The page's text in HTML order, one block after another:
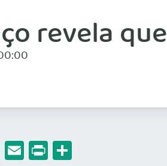
revela
LinkedIn
Email
Print